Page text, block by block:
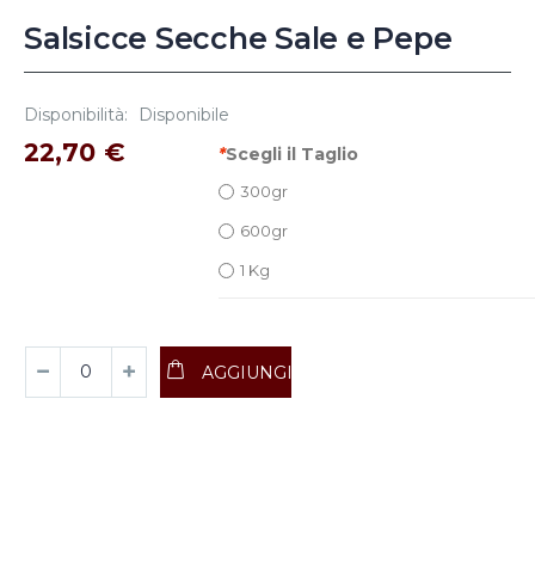
Salsicce Secche Sale e Pepe
Disponibilità: Disponibile
22,70 € *Scegli il Taglio
300gr
600gr
1 Kg
AGGIUNGI